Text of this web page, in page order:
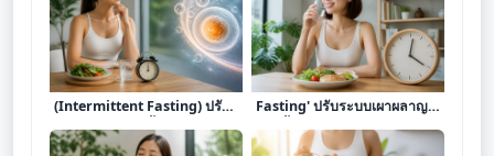
เจาะลึก 'การทำ IF'
(Intermittent Fasting) ปรับ
ระบบเผาผลาญ ฟื้นฟูเซลล์
ระดับลึก
เจาะลึก 'การทำ Intermittent
Fasting' ปรับระบบเผาผลาญ
และฟื้นฟูเซลล์ด้วยช่วงเวลา
การกิน